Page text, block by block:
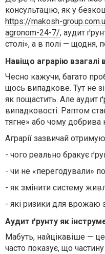
консультацію, як у
https://makosh-
agronom-24-7/, аудит
столі», а в полі — щодня,
Навіщо аграрію
Чесно кажучи, багато
щось випадкове. Тут не
як пощастить. Але аудит
випадковості. Раптом
тягне» або чому добрива
Аграрії зазвичай
- чого реально бракує
- чи не «перегодували»
- як змінити систему
- які ризики для врожаю
Аудит ґрунту як
Мабуть, найцікавіше —
часто показує, що